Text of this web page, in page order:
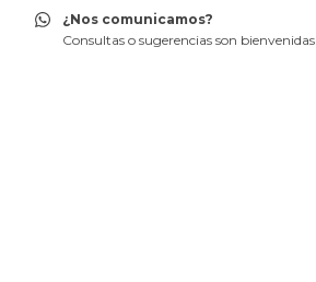
¿Nos comunicamos?
Consultas o sugerencias son bienvenidas